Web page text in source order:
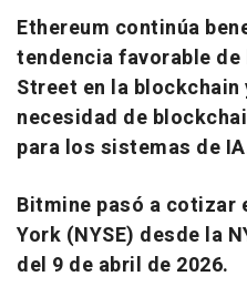
Ethereum continúa
tendencia favorable
Street en la
necesidad de
para los sistemas de
Bitmine pasó a cotizar
York (NYSE) desde la
del 9 de abril de 2026.